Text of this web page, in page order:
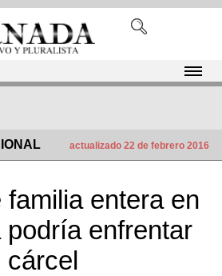
actualizado 22 de febrero 2016
entera en
enfrentar
cárcel